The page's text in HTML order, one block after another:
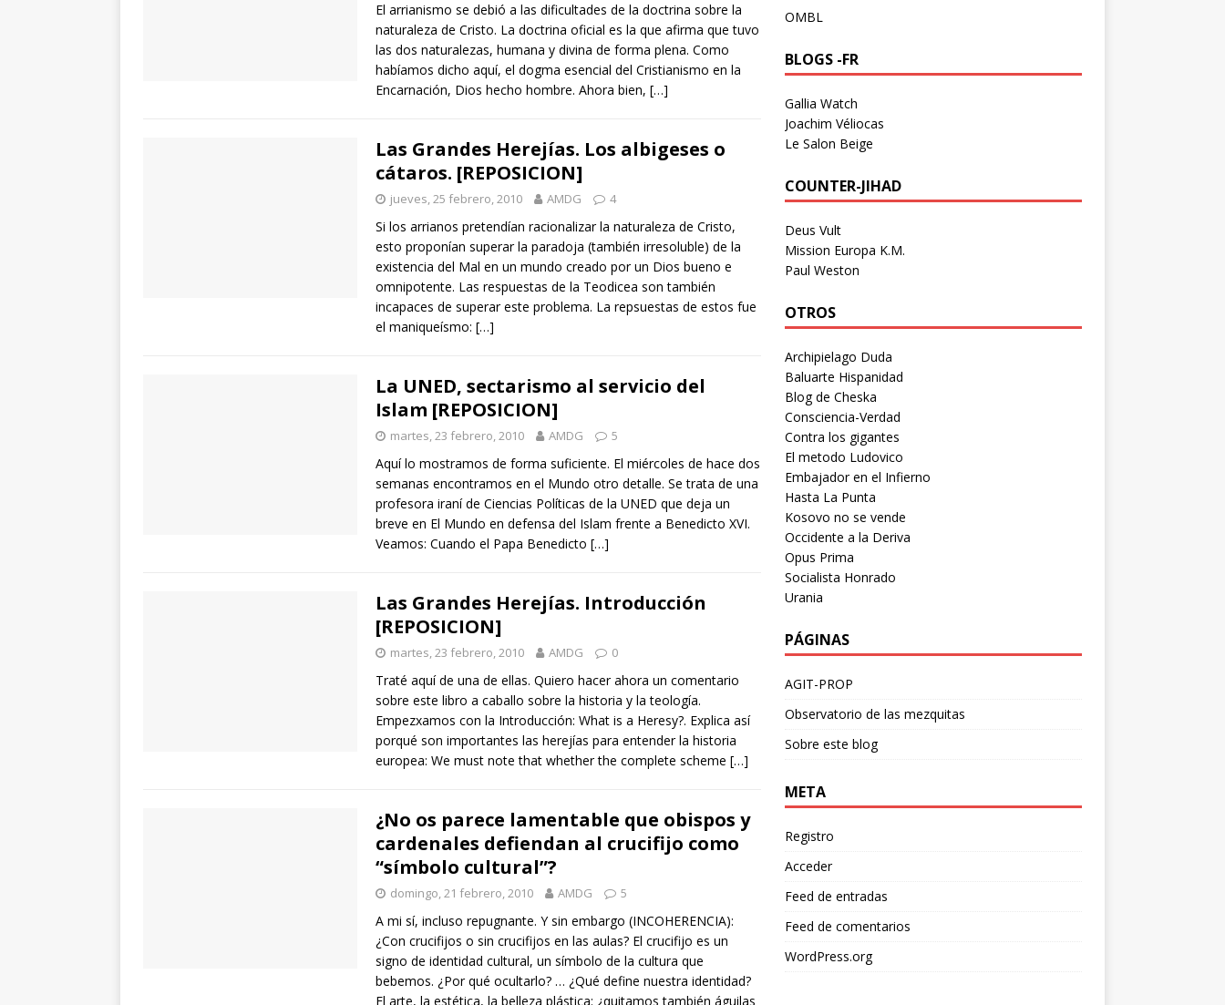
El arrianismo se debió a las dificultades de la doctrina sobre la
naturaleza de Cristo. La doctrina oficial es la que afirma que tuvo
las dos naturalezas, humana y divina de forma plena. Como
habíamos dicho aquí, el dogma esencial del Cristianismo en la
Encarnación, Dios hecho hombre. Ahora bien, […]
Las Grandes Herejías. Los albigeses o
cátaros. [REPOSICION]
jueves, 25 febrero, 2010 AMDG 4
Si los arrianos pretendían racionalizar la naturaleza de Cristo,
esto proponían superar la paradoja (también irresoluble) de la
existencia del Mal en un mundo creado por un Dios bueno e
omnipotente. Las respuestas de la Teodicea son también
incapaces de superar este problema. La repsuestas de estos fue
el maniqueísmo: […]
La UNED, sectarismo al servicio del
Islam [REPOSICION]
martes, 23 febrero, 2010 AMDG 5
Aquí lo mostramos de forma suficiente. El miércoles de hace dos
semanas encontramos en el Mundo otro detalle. Se trata de una
profesora iraní de Ciencias Políticas de la UNED que deja un
breve en El Mundo en defensa del Islam frente a Benedicto XVI.
Veamos: Cuando el Papa Benedicto […]
Las Grandes Herejías. Introducción
[REPOSICION]
martes, 23 febrero, 2010 AMDG 0
Traté aquí de una de ellas. Quiero hacer ahora un comentario
sobre este libro a caballo sobre la historia y la teología.
Empezxamos con la Introducción: What is a Heresy?. Explica así
porqué son importantes las herejías para entender la historia
europea: We must note that whether the complete scheme […]
¿No os parece lamentable que obispos y
cardenales defiendan al crucifijo como
“símbolo cultural”?
domingo, 21 febrero, 2010 AMDG 5
A mi sí, incluso repugnante. Y sin embargo (INCOHERENCIA):
¿Con crucifijos o sin crucifijos en las aulas? El crucifijo es un
signo de identidad cultural, un símbolo de la cultura que
bebemos. ¿Por qué ocultarlo? … ¿Qué define nuestra identidad?
El arte, la estética, la belleza plástica: ¿quitamos también águilas
OMBL
BLOGS -FR
Gallia Watch
Joachim Véliocas
Le Salon Beige
COUNTER-JIHAD
Deus Vult
Mission Europa K.M.
Paul Weston
OTROS
Archipielago Duda
Baluarte Hispanidad
Blog de Cheska
Consciencia-Verdad
Contra los gigantes
El metodo Ludovico
Embajador en el Infierno
Hasta La Punta
Kosovo no se vende
Occidente a la Deriva
Opus Prima
Socialista Honrado
Urania
PÁGINAS
AGIT-PROP
Observatorio de las mezquitas
Sobre este blog
META
Registro
Acceder
Feed de entradas
Feed de comentarios
WordPress.org